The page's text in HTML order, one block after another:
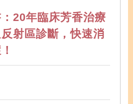
20年臨床芳香治療
射區診斷，快速消